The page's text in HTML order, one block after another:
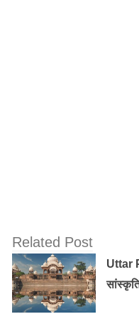
Related Post
Uttar